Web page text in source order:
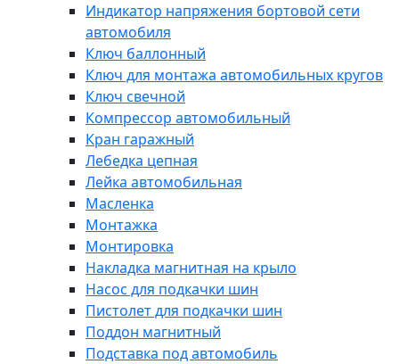
Индикатор напряжения бортовой сети
автомобиля
Ключ баллонный
Ключ для монтажа автомобильных кругов
Ключ свечной
Компрессор автомобильный
Кран гаражный
Лебедка цепная
Лейка автомобильная
Масленка
Монтажка
Монтировка
Накладка магнитная на крыло
Насос для подкачки шин
Пистолет для подкачки шин
Поддон магнитный
Подставка под автомобиль